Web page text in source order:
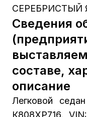
СЕРЕБРИСТЫЙ
Сведения
составе,
описание
Легковой
К808ХР716,